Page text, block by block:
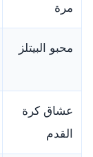
مرة
محبو البيتلز
عشاق كرة
القدم